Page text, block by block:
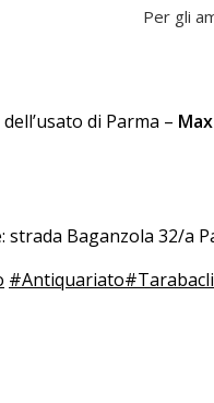
Per gli
di Parma –
Baganzola 32/a
#Antiquariato#Tarabacli